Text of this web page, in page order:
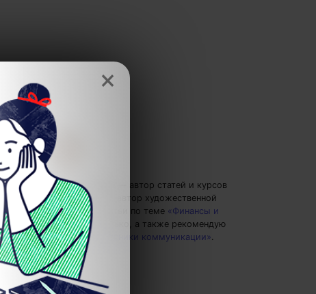
Ольга Обломова
— автор статей и курсов
4brain, писатель, автор художественной
прозы.Пишу статьи по теме «Финансы и
деньги»и не только, а также рекомендую
курс«Лучшие техники коммуникации».
×